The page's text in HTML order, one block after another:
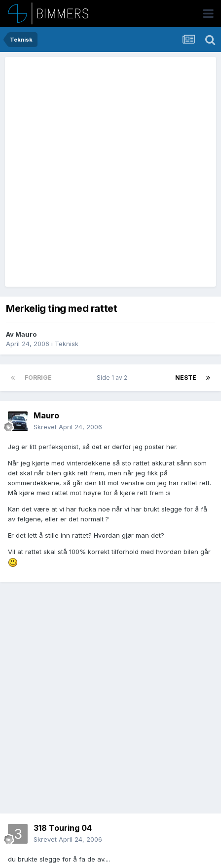
Teknisk
Merkelig ting med rattet
Av Mauro
April 24, 2006 i Teknisk
FORRIGE NESTE
Side 1 av 2
Mauro
Skrevet April 24, 2006
Jeg er litt perfeksjonist, så det er derfor jeg poster her.
Når jeg kjørte med vinterdekkene så sto rattet akkurat sånn som
det skal når bilen gikk rett frem, men når jeg fikk på
sommerdekkene, så går den litt mot venstre om jeg har rattet rett.
Må kjøre med rattet mot høyre for å kjøre rett frem :s
Kan det være at vi har fucka noe når vi har brukt slegge for å få
av felgene, eller er det normalt ?
Er det lett å stille inn rattet? Hvordan gjør man det?
Vil at rattet skal stå 100% korrekt tilforhold med hvordan bilen går
318 Touring 04
Skrevet April 24, 2006
du brukte slegge for å fa de av....